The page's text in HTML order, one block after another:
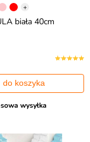
+
biała 40cm
do koszyka
wysyłka